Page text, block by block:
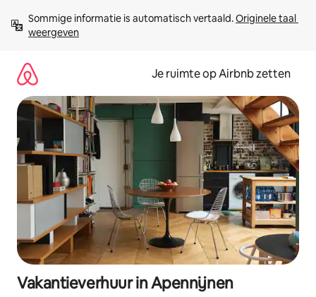
direct
naar
Sommige informatie is automatisch vertaald. Originele taal
weergeven
Je ruimte op Airbnb zetten
Vakantieverhuur in Apennijnen